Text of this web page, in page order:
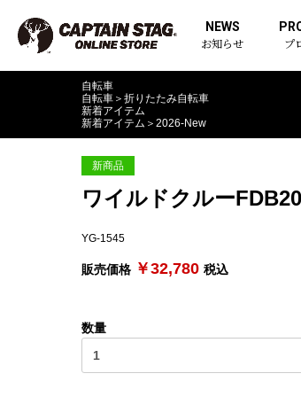
NEWS
お知らせ プ
自転車
自転車 ＞ 折りたたみ自転車
新着アイテム
新着アイテム ＞ 2026-New
新商品
ワイルドクルー
YG-1545
販売価格 ￥32,780 税込
数量